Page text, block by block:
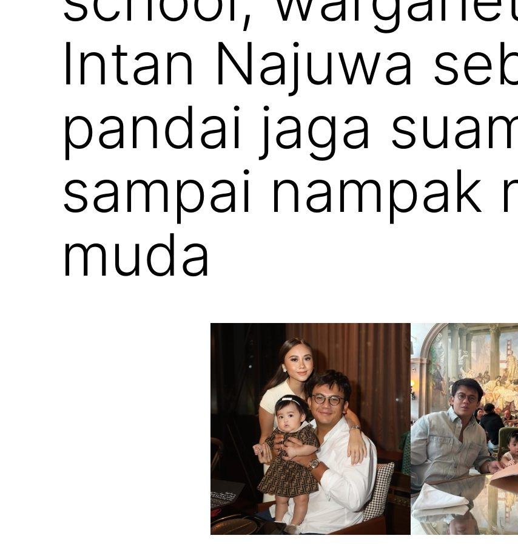
Intan Najuwa
pandai jaga
sampai nampak
muda